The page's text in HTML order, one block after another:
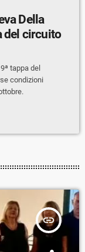
Della
del circuito
tappa del
condizioni
insert_link